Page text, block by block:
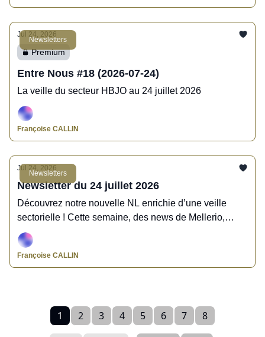
Newsletters
Jul 24, 2026
Premium
Entre Nous #18 (2026-07-24)
La veille du secteur HBJO au 24 juillet 2026
Françoise CALLIN
Newsletters
Jul 24, 2026
Newsletter du 24 juillet 2026
Découvrez notre nouvelle NL enrichie d’une veille
sectorielle ! Cette semaine, des news de Mellerio,
Pomellato, Aurélie Bidermann, Kering, Vever,
Mauboussin, Les Néréides, l’Atelier d’Amaya,
Col&McArthur, Casio, Yema, Hamilton, Jaeger-
Françoise CALLIN
1 2 3 4 5 6 7 8